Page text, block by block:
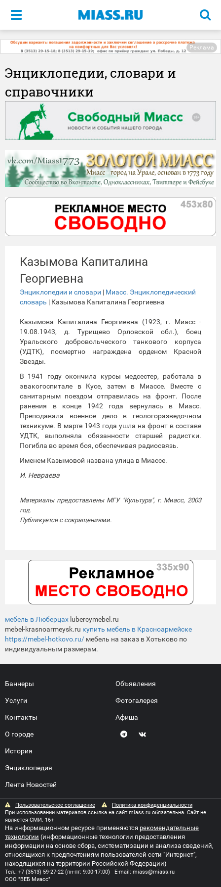
Меню
Реклама
Энциклопедии, словари и
справочники
Казымова Капиталина
Георгиевна
Энциклопедии и словари | Миасс. Энциклопедический
словарь | Казымова Капиталина Георгиевна
Казымова Капиталина Георгиевна (1923, г. Миасс -
19.08.1943, д. Турищево Орловской обл.), боец
Уральского добровольческого танкового корпуса
(УДТК), посмертно награждена орденом Красной
Звезды.
В 1941 году окончила курсы медсестер, работала в
эвакогоспитале в Кусе, затем в Миассе. Вместе с
санитарным поездом отправилась на фронт. После
ранения в конце 1942 года вернулась в Миасс.
Преподавала военное дело в геологоразведочном
техникуме. В марте 1943 года ушла на фронт в составе
УДТК, выполняла обязанности старшей радистки.
Погибла во время боя, обеспечивая радиосвязь.
Именем Казымовой названа улица в Миассе.
И. Невраева
Материалы предоставлены МГУ "Культура", г. Миасс, 2003
год.
Публикуется с сокращениями.
мебель в Люберцах lubercymebel.ru
mebel-krasnoarmeysk.ru купить мебель в Красноармейске
https://mebel-hotkovo.ru/ мебель на заказ в Хотьково по
индивидуальным размерам.
Баннеры
Услуги
Контакты
О городе
История
Энциклопедия
Лента Новостей
Объявления
Фотогалерея
Афиша
Пользовательское соглашение
Политика конфиденциальности
При использовании материалов ссылка на сайт miass.ru обязательна. Сайт не
является СМИ. 16+
На информационном ресурсе применяются рекомендательные
технологии (информационные технологии предоставления
информации на основе сбора, систематизации и анализа сведений,
относящихся к предпочтениям пользователей сети "Интернет",
находящихся на территории Российской Федерации)
Тел.: +7 (3513) 59-27-22 (пн-пт: 9:00-17:00) E-mail: miass@miass.ru
ООО "ВЕБ Миасс"